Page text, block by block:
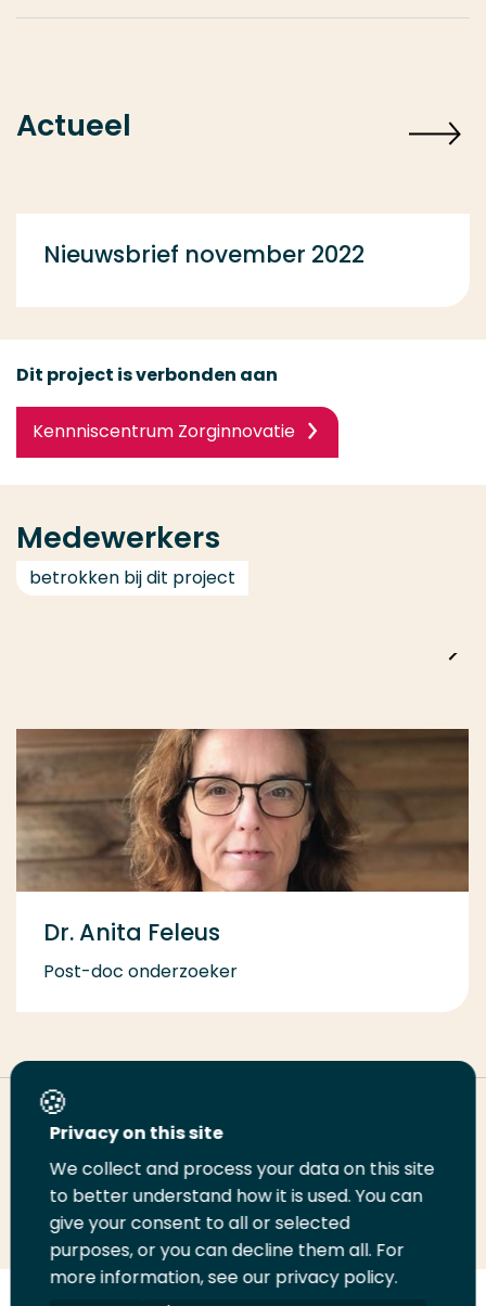
Actueel
Nieuwsbrief november 2022
Dit project is verbonden aan
Kennniscentrum Zorginnovatie
Medewerkers
betrokken bij dit project
Dr. Anita Feleus
Post-doc onderzoeker
Deel deze pagina
Deel
LinkedIn
Deel
op
Twitter
Deel
op
Facebook
Email
deze
pagina
Print
deze
pagina
Privacy on this site
We collect and process your data on this site
to better understand how it is used. You can
give your consent to all or selected
purposes, or you can decline them all. For
more information, see our privacy policy.